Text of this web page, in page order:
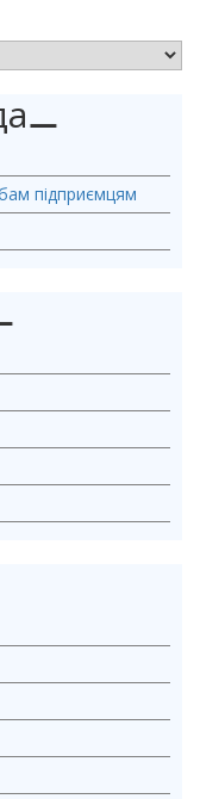
⚊
підприємцям